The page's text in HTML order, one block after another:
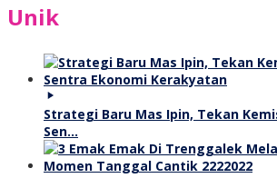
Unik
Strategi Baru Mas Ipin, Tekan
Sen…